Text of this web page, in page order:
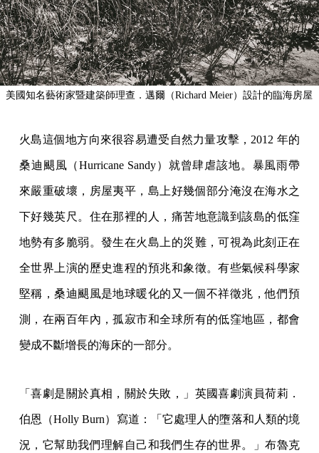
美國知名藝術家暨建築師理查．邁爾（Richard Meier）設計的臨海房屋
火島這個地方向來很容易遭受自然力量攻擊，2012 年的
桑迪颶風（Hurricane Sandy）就曾肆虐該地。暴風雨帶
來嚴重破壞，房屋夷平，島上好幾個部分淹沒在海水之
下好幾英尺。住在那裡的人，痛苦地意識到該島的低窪
地勢有多脆弱。發生在火島上的災難，可視為此刻正在
全世界上演的歷史進程的預兆和象徵。有些氣候科學家
堅稱，桑迪颶風是地球暖化的又一個不祥徵兆，他們預
測，在兩百年內，孤寂市和全球所有的低窪地區，都會
變成不斷增長的海床的一部分。
「喜劇是關於真相，關於失敗，」英國喜劇演員荷莉．
伯恩（Holly Burn）寫道：「它處理人的墮落和人類的境
況，它幫助我們理解自己和我們生存的世界。」布魯克